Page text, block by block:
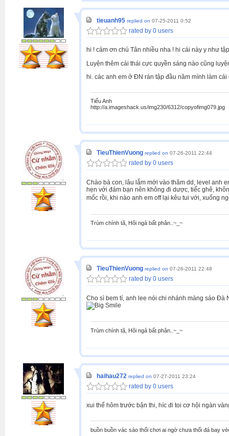
tieuanh95 replied on 07-25-2011 0:52
rated by 0 users
hi ! cảm ơn chú Tân nhiều nha ! hi cái này y như
Luyện thêm cái thái cực quyền sáng nào cũng
hi. các anh em ở ĐN rán tập đầu năm mình làm cái
Tiểu Anh
http://a.imageshack.us/img230/6312/copyofimg079.jpg
TieuThienVuong replied on 07-26-2011 22:44
rated by 0 users
Chào bà con, lâu lắm mới vào thăm dd, level anh
hẹn với đám bạn nên không đi dược, tiếc ghê,
mốc rồi, khi nào anh em off lại kêu tui với, xuống
Trùm chính tã, Hõi ngả bất phân..~_~
TieuThienVuong replied on 07-26-2011 22:48
rated by 0 users
Cho sì bem tí, anh lee nói chi nhánh màng sáo Đà
Trùm chính tã, Hõi ngả bất phân..~_~
haihau272 replied on 07-27-2011 23:24
rated by 0 users
xui thế hôm trước bận thi, híc đi toi cơ hội ngàn
buồn buồn vác sáo thổi chơi ai ngờ chưa thổi đá bay